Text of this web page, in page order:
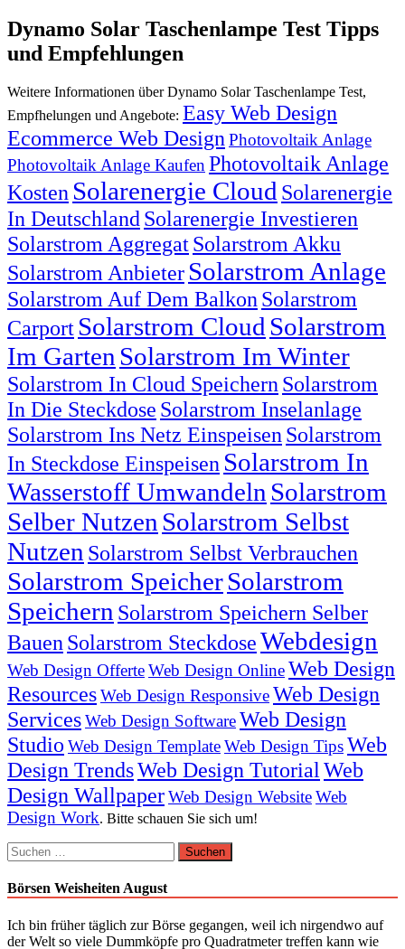
Dynamo Solar Taschenlampe Test Tipps
und Empfehlungen
Weitere Informationen über Dynamo Solar Taschenlampe Test,
Empfhelungen und Angebote: Easy Web Design
Ecommerce Web Design Photovoltaik Anlage
Photovoltaik Anlage Kaufen Photovoltaik Anlage
Kosten Solarenergie Cloud Solarenergie
In Deutschland Solarenergie Investieren
Solarstrom AggregatSolarstrom Akku
Solarstrom Anbieter Solarstrom Anlage
Solarstrom Auf Dem Balkon Solarstrom
Carport Solarstrom Cloud Solarstrom
Im Garten Solarstrom Im Winter
Solarstrom In Cloud Speichern Solarstrom
In Die Steckdose Solarstrom Inselanlage
Solarstrom Ins Netz Einspeisen Solarstrom
In Steckdose Einspeisen Solarstrom In
Wasserstoff Umwandeln Solarstrom
Selber Nutzen Solarstrom Selbst
Nutzen Solarstrom Selbst Verbrauchen
Solarstrom SpeicherSolarstrom
Speichern Solarstrom Speichern Selber
Bauen Solarstrom SteckdoseWebdesign
Web Design OfferteWeb Design OnlineWeb Design
ResourcesWeb Design ResponsiveWeb Design
ServicesWeb Design SoftwareWeb Design
Studio Web Design TemplateWeb Design TipsWeb
Design TrendsWeb Design Tutorial Web
Design WallpaperWeb Design WebsiteWeb
Design Work. Bitte schauen Sie sich um!
Suchen
nach:
Börsen Weisheiten August
Ich bin früher täglich zur Börse gegangen, weil ich nirgendwo auf
der Welt so viele Dummköpfe pro Quadrat­meter treffen kann wie